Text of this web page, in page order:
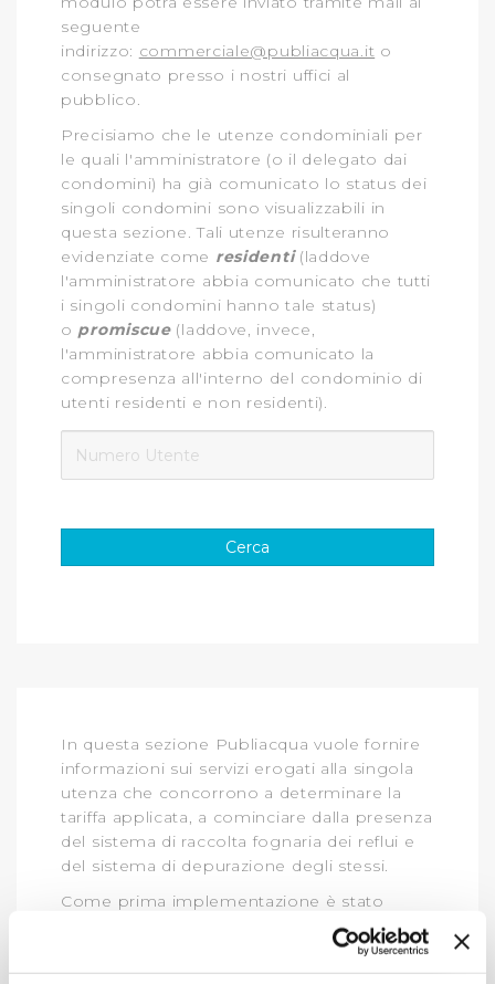
seguente
indirizzo: commerciale@publiacqua.it o
consegnato presso i nostri uffici al
pubblico.
Precisiamo che le utenze condominiali per
le quali l'amministratore (o il delegato dai
condomini) ha già comunicato lo status dei
singoli condomini sono visualizzabili in
questa sezione. Tali utenze risulteranno
evidenziate come residenti (laddove
l'amministratore abbia comunicato che tutti
i singoli condomini hanno tale status)
o promiscue (laddove, invece,
l'amministratore abbia comunicato la
compresenza all'interno del condominio di
utenti residenti e non residenti).
In questa sezione Publiacqua vuole fornire
informazioni sui servizi erogati alla singola
utenza che concorrono a determinare la
tariffa applicata, a cominciare dalla presenza
del sistema di raccolta fognaria dei reflui e
del sistema di depurazione degli stessi.
Come prima implementazione è stato
deciso di garantire, agli utenti per cui è in
corso la revisione delle tariffe applicate con
l’inclusione di servizi fino ad oggi non